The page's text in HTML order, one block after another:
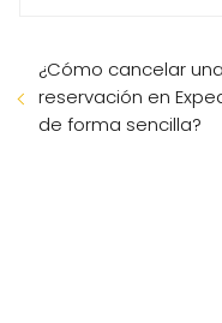
¿Cómo cancelar una
reservación en
de forma sencilla?